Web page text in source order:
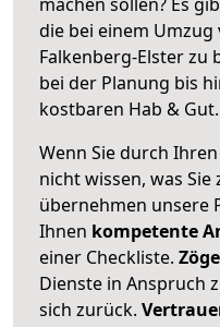
die bei einem
Falkenberg-Elster zu
bei der Planung bis
kostbaren Hab & Gut.
Wenn Sie durch
nicht wissen, was
übernehmen unsere
Ihnen kompetente
einer Checkliste.
Dienste in Anspruch
sich zurück.